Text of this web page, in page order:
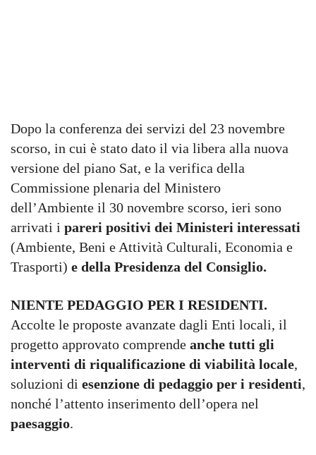
Dopo la conferenza dei servizi del 23 novembre
scorso, in cui è stato dato il via libera alla nuova
versione del piano Sat, e la verifica della
Commissione plenaria del Ministero
dell’Ambiente il 30 novembre scorso, ieri sono
arrivati i pareri positivi dei Ministeri interessati
(Ambiente, Beni e Attività Culturali, Economia e
Trasporti) e della Presidenza del Consiglio.
NIENTE PEDAGGIO PER I RESIDENTI.
Accolte le proposte avanzate dagli Enti locali, il
progetto approvato comprende anche tutti gli
interventi di riqualificazione di viabilità locale,
soluzioni di esenzione di pedaggio per i residenti,
nonché l’attento inserimento dell’opera nel
paesaggio.